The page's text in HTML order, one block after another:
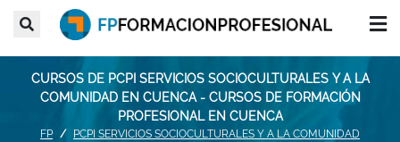
CURSOS DE PCPI SERVICIOS SOCIOCULTURALES Y A LA
COMUNIDAD EN CUENCA - CURSOS DE FORMACIÓN
PROFESIONAL EN CUENCA
FP
PCPI SERVICIOS SOCIOCULTURALES Y A LA COMUNIDAD